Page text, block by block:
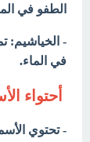
الطفو في
- الخياشيم:
في الماء.
أحتواء
- تحتوي